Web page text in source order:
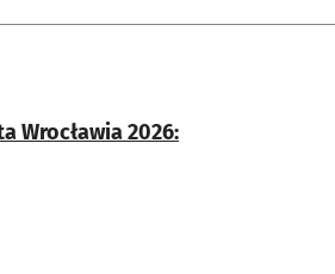
Wrocławia 2026: